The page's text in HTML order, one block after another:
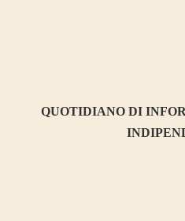
QUOTIDIANO DI